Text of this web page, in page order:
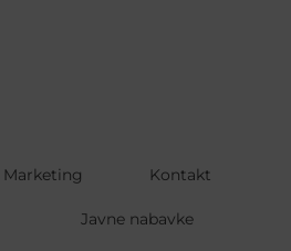
Marketing Kontakt
Javne nabavke